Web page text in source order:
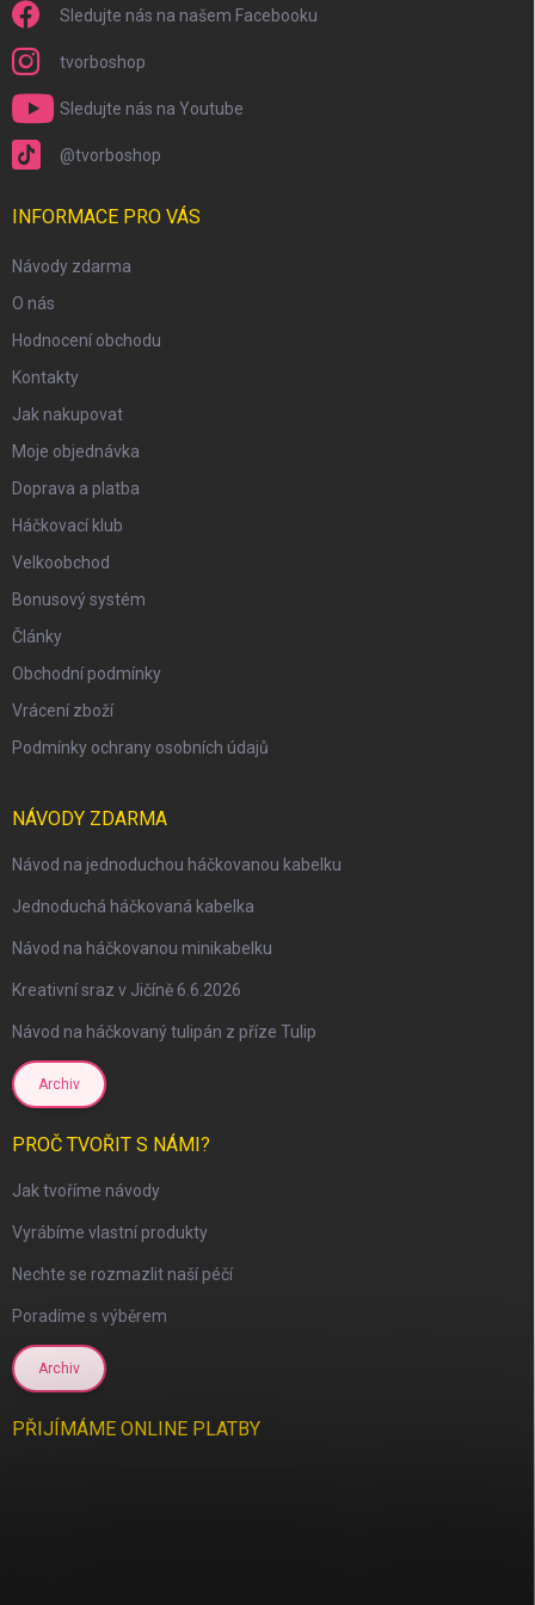
Sledujte nás na našem Facebooku
tvorboshop
Sledujte nás na Youtube
@tvorboshop
INFORMACE PRO VÁS
Návody zdarma
O nás
Hodnocení obchodu
Kontakty
Jak nakupovat
Moje objednávka
Doprava a platba
Háčkovací klub
Velkoobchod
Bonusový systém
Články
Obchodní podmínky
Vrácení zboží
Podmínky ochrany osobních údajů
NÁVODY ZDARMA
Návod na jednoduchou háčkovanou kabelku
Jednoduchá háčkovaná kabelka
Návod na háčkovanou minikabelku
Kreativní sraz v Jičíně 6.6.2026
Návod na háčkovaný tulipán z příze Tulip
Archiv
PROČ TVOŘIT S NÁMI?
Jak tvoříme návody
Vyrábíme vlastní produkty
Nechte se rozmazlit naší péčí
Poradíme s výběrem
Archiv
PŘIJÍMÁME ONLINE PLATBY